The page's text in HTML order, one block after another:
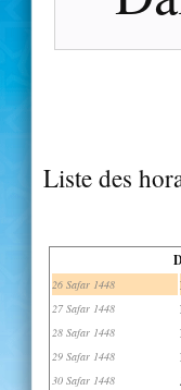
Liste des
26 Safar 1448
27 Safar 1448
28 Safar 1448
29 Safar 1448
30 Safar 1448